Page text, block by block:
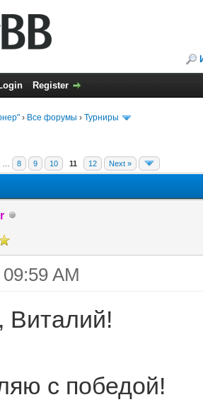
Register
› Все форумы › Турниры
8 9 10 11 12 Next »
AM
Виталий!
с победой!